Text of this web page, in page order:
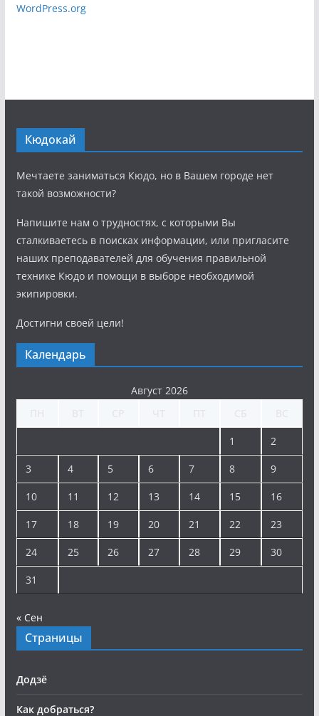
WordPress.org
Кюдокай
Мечтаете заниматься Кюдо, но в Вашем городе нет
такой возможности?
Напишите нам о трудностях, с которыми Вы
сталкиваетесь в поисках информации, или пригласите
наших преподавателей для обучения правильной
технике Кюдо и помощи в выборе необходимой
экипировки.
Достигни своей цели!
Календарь
Август 2026
1 2
3 4 5 6 7 8 9
10 11 12 13 14 15 16
17 18 19 20 21 22 23
24 25 26 27 28 29 30
31
« Сен
Страницы
Додзё
Как добраться?